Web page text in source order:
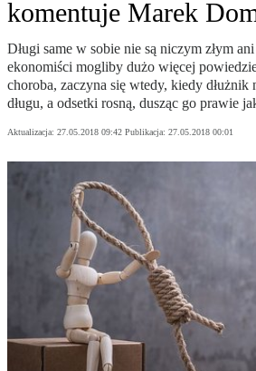
komentuje Marek
Długi same w sobie nie są niczym złym
ekonomiści mogliby dużo więcej
choroba, zaczyna się wtedy, kiedy dłużnik
długu, a odsetki rosną, dusząc go prawie
Aktualizacja: 27.05.2018 09:42 Publikacja: 27.05.2018 00:01